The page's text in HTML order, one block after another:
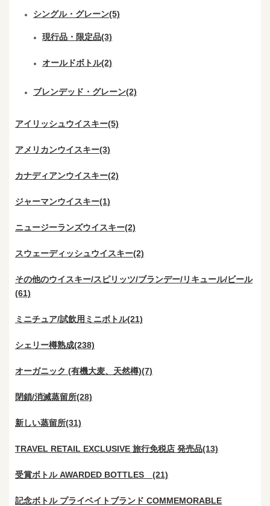
シングル・グレーン(5)
現行品・限定品(3)
オールドボトル(2)
ブレンデッド・グレーン(2)
アイリッシュウイスキー(5)
アメリカンウイスキー(3)
カナディアンウイスキー(2)
ジャーマンウイスキー(1)
ニュージーランズウイスキー(2)
スウェーディッシュウイスキー(2)
その他のウイスキー/スピリッツ/ブランデー/リキュール/ビール
(61)
ミニチュア/試飲用ミニボトル(21)
シェリー樽熟成(238)
オーガニック (有機大麦、天然樽)(7)
閉鎖/消滅蒸留所(28)
新しい蒸留所(31)
TRAVEL RETAIL EXCLUSIVE 旅行免税店 発売品(13)
受賞ボトル AWARDED BOTTLES (21)
記念ボトル プライベイトブランド COMMEMORABLE